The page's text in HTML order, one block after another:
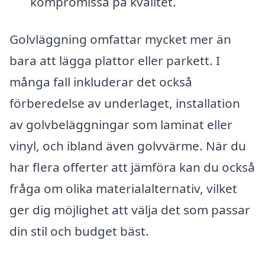
Golvläggning omfattar mycket mer än
bara att lägga plattor eller parkett. I
många fall inkluderar det också
förberedelse av underlaget, installation
av golvbeläggningar som laminat eller
vinyl, och ibland även golvvärme. När du
har flera offerter att jämföra kan du också
fråga om olika materialalternativ, vilket
ger dig möjlighet att välja det som passar
din stil och budget bäst.